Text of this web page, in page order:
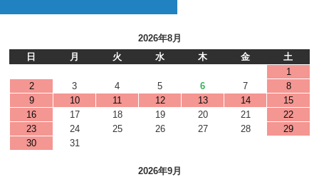
2026年8月
日
月 火 水 木 金
土
1
2
3 4 5 6 7
8
9
10 11 12 13 14
15
16
17 18 19 20 21
22
23
24 25 26 27 28
29
30
31
2026年9月